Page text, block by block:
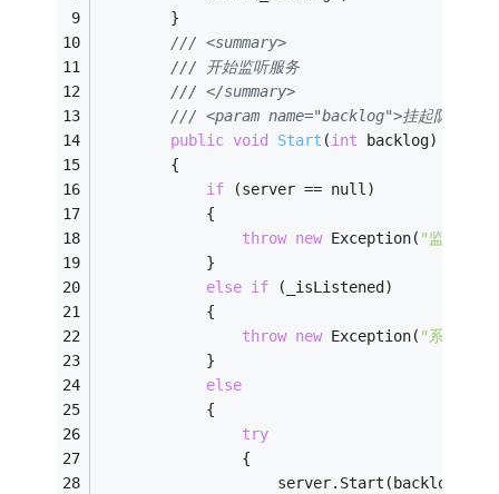
        }
/// <summary>
/// 开始监听服务
/// </summary>
/// <param name="backlog">挂起队列的最
public void Start (int backlog)
        {
if (server == null)
            {
throw new Exception( "监听服务
            }
else if (_isListened)
            {
throw new Exception( "系统已经
            }
else
            {
try
                {
                    server.Start(backlog);